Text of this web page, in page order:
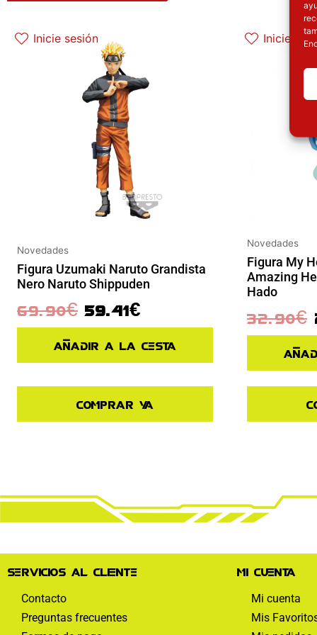
Inicie sesión
Novedades
Figura Uzumaki Naruto Grandista
Nero Naruto Shippuden
69.90€ 59.41€
Añadir a la cesta
Comprar ya
Inicie
Novedades
Figura My
Amazing
Hado
32.90€
Servicios al cliente
Contacto
Preguntas frecuentes
Mi cuenta
Mi cuenta
Mis